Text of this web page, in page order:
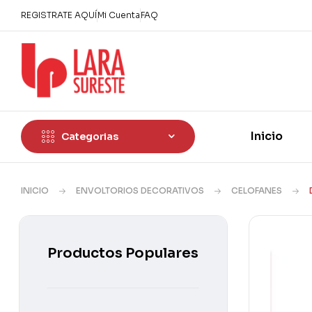
REGISTRATE AQUÍ Mi Cuenta FAQ
Categorias Inicio
INICIO ENVOLTORIOS DECORATIVOS CELOFANES
Productos Populares